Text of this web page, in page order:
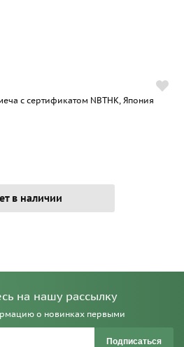
с сертификатом NBTHK, Япония
в наличии
на нашу рассылку
о новинках первыми
Подписаться